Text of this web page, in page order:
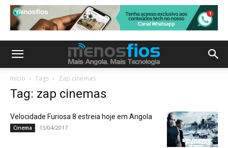
Início Tags Zap cinemas
Tag: zap cinemas
Velocidade Furiosa 8 estreia hoje em Angola
Cinema 13/04/2017